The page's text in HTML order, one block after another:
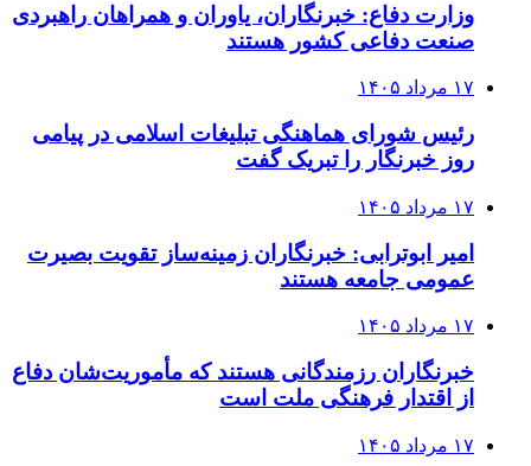
وزارت دفاع: خبرنگاران، یاوران و همراهان راهبردی
صنعت دفاعی کشور هستند
۱۷ مرداد ۱۴۰۵
رئیس شورای هماهنگی تبلیغات اسلامی در پیامی
روز خبرنگار را تبریک گفت
۱۷ مرداد ۱۴۰۵
امیر ابوترابی: خبرنگاران زمینه‌ساز تقویت بصیرت
عمومی جامعه هستند
۱۷ مرداد ۱۴۰۵
خبرنگاران رزمندگانی هستند که مأموریت‌شان دفاع
از اقتدار فرهنگی ملت است
۱۷ مرداد ۱۴۰۵